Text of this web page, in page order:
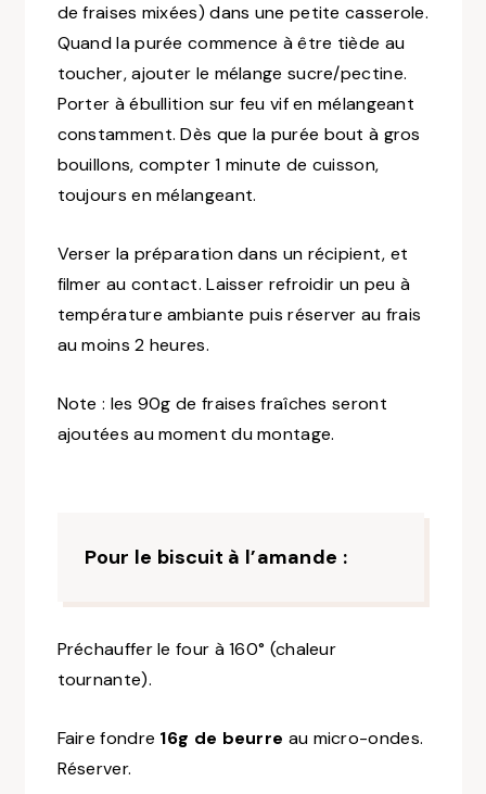
de fraises mixées) dans une petite casserole.
Quand la purée commence à être tiède au
toucher, ajouter le mélange sucre/pectine.
Porter à ébullition sur feu vif en mélangeant
constamment. Dès que la purée bout à gros
bouillons, compter 1 minute de cuisson,
toujours en mélangeant.
Verser la préparation dans un récipient, et
filmer au contact. Laisser refroidir un peu à
température ambiante puis réserver au frais
au moins 2 heures.
Note : les 90g de fraises fraîches seront
ajoutées au moment du montage.
Pour le biscuit à l’amande :
Préchauffer le four à 160° (chaleur
tournante).
Faire fondre 16g de beurre au micro-ondes.
Réserver.